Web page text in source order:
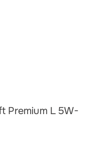
Premium L 5W-